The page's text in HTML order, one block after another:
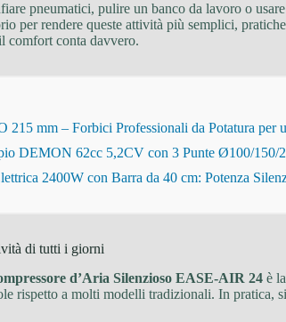
pneumatici, pulire un banco da lavoro o
per rendere queste attività più semplici,
comfort conta davvero.
mm – Forbici Professionali da Potatura per
DEMON 62cc 5,2CV con 3 Punte Ø100/150/
2400W con Barra da 40 cm: Potenza
di tutti i giorni
d’Aria Silenzioso EASE-AIR 24 è
rispetto a molti modelli tradizionali. In